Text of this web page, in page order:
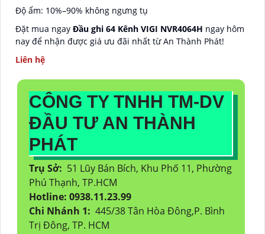
Độ ẩm: 10%–90% không ngưng tụ
Đặt mua ngay Đầu ghi 64 Kênh VIGI NVR4064H ngay hôm
nay để nhận được giá ưu đãi nhất từ An Thành Phát!
Liên hệ
CÔNG TY TNHH TM-DV
ĐẦU TƯ AN THÀNH
PHÁT
Trụ Sở: 51 Lũy Bán Bích, Khu Phố 11, Phường
Phú Thạnh, TP.HCM
Hotline: 0938.11.23.99
Chi Nhánh 1: 445/38 Tân Hòa Đông,P. Bình
Trị Đông, TP. HCM